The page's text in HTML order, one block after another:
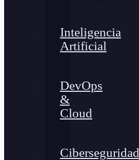
Inteligencia
Artificial
DevOps
&
Cloud
Ciberseguridad